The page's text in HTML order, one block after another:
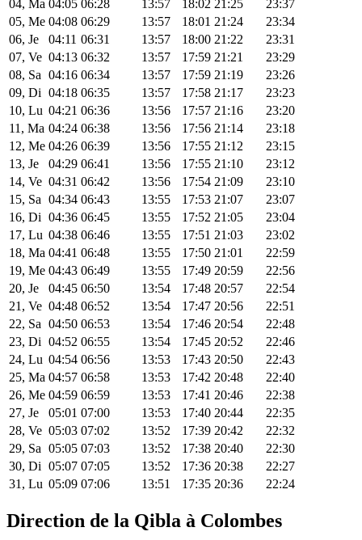
04, Ma 04:05 06:28 13:57 18:02 21:25
23:37
05, Me 04:08 06:29 13:57 18:01 21:24
23:34
06, Je
04:11 06:31 13:57 18:00 21:22
23:31
07, Ve 04:13 06:32 13:57 17:59 21:21
23:29
08, Sa 04:16 06:34 13:57 17:59 21:19
23:26
09, Di 04:18 06:35 13:57 17:58 21:17
23:23
10, Lu 04:21 06:36 13:56 17:57 21:16
23:20
11, Ma 04:24 06:38 13:56 17:56 21:14
23:18
12, Me 04:26 06:39 13:56 17:55 21:12
23:15
13, Je
04:29 06:41 13:56 17:55 21:10
23:12
14, Ve 04:31 06:42 13:56 17:54 21:09
23:10
15, Sa 04:34 06:43 13:55 17:53 21:07
23:07
16, Di 04:36 06:45 13:55 17:52 21:05
23:04
17, Lu 04:38 06:46 13:55 17:51 21:03
23:02
18, Ma 04:41 06:48 13:55 17:50 21:01
22:59
19, Me 04:43 06:49 13:55 17:49 20:59
22:56
20, Je
04:45 06:50 13:54 17:48 20:57
22:54
21, Ve 04:48 06:52 13:54 17:47 20:56
22:51
22, Sa 04:50 06:53 13:54 17:46 20:54
22:48
23, Di 04:52 06:55 13:54 17:45 20:52
22:46
24, Lu 04:54 06:56 13:53 17:43 20:50
22:43
25, Ma 04:57 06:58 13:53 17:42 20:48
22:40
26, Me 04:59 06:59 13:53 17:41 20:46
22:38
27, Je
05:01 07:00 13:53 17:40 20:44
22:35
28, Ve 05:03 07:02 13:52 17:39 20:42
22:32
29, Sa 05:05 07:03 13:52 17:38 20:40
22:30
30, Di 05:07 07:05 13:52 17:36 20:38
22:27
31, Lu 05:09 07:06 13:51 17:35 20:36 22:24
Direction de la Qibla à Colombes